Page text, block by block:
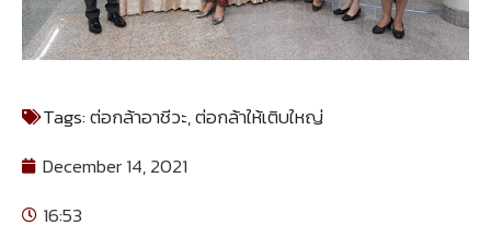
Tags:ต่อกล้าอาชีวะ,ต่อกล้าให้เติบใหญ่
December 14, 2021
16:53